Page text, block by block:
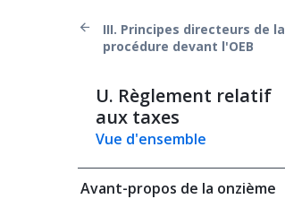
III. Principes directeurs de la
procédure devant l'OEB
U. Règlement relatif
aux taxes
Vue d'ensemble
Avant-propos de la onzième